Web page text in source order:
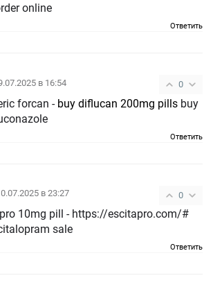
online
Ответить
0
в 16:54
forcan - buy diflucan 200mg pills buy
Ответить
0
в 23:27
10mg pill - https://escitapro.com/#
sale
Ответить